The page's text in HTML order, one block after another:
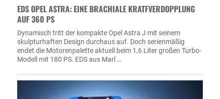
EDS OPEL ASTRA: EINE BRACHIALE KRATFVERDOPPLUNG
AUF 360 PS
Dynamisch tritt der kompakte Opel Astra J mit seinem
skulpturhaften Design durchaus auf. Doch serienmäßig
endet die Motorenpalette aktuell beim 1,6 Liter großen Turbo-
Modell mit 180 PS. EDS aus Marl …